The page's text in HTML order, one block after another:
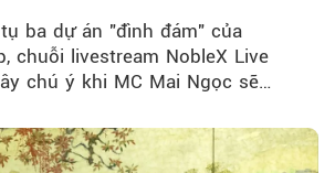
ba dự án "đình đám" của
chuỗi livestream NobleX Live
chú ý khi MC Mai Ngọc sẽ